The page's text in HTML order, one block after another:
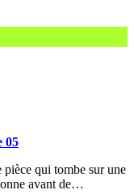
05
qui tombe sur une
avant de…